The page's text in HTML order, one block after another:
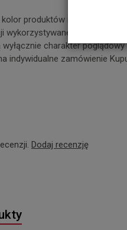
produktów może
wykorzystywane są wyłącznie
charakter
indywidualne zamówienie
Dodaj recenzję